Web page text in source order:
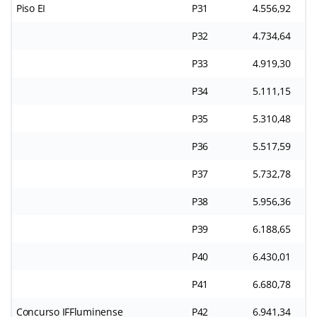
Piso EI P31 4.556,92
P32 4.734,64
P33 4.919,30
P34 5.111,15
P35 5.310,48
P36 5.517,59
P37 5.732,78
P38 5.956,36
P39 6.188,65
P40 6.430,01
P41 6.680,78
Concurso IFFluminense P42 6.941,34